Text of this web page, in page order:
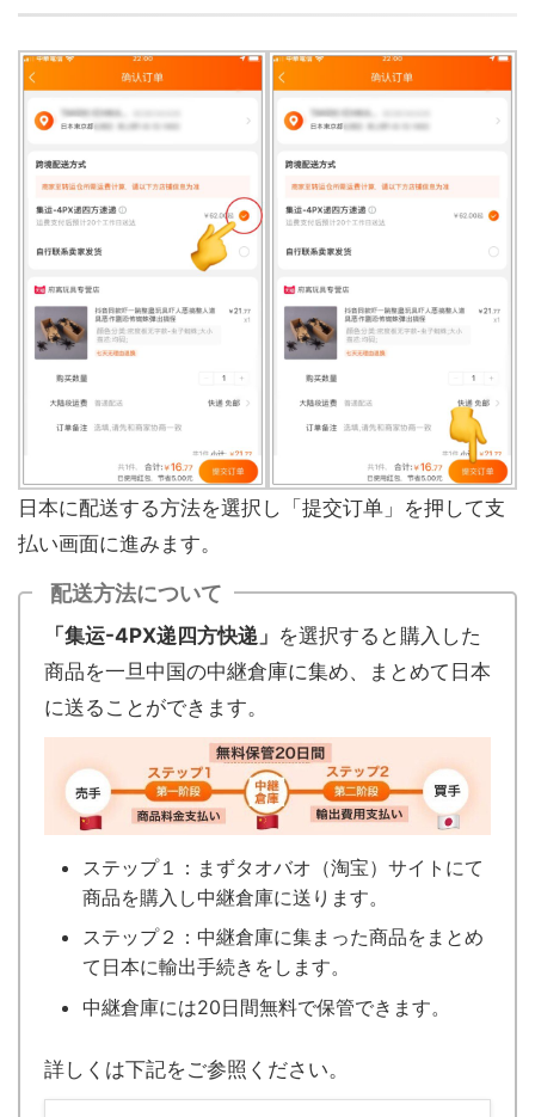
日本に配送する方法を選択し「提交订单」を押して支
払い画面に進みます。
配送方法について
「集运-4PX递四方快递」 を選択すると購入した
商品を一旦中国の中継倉庫に集め、まとめて日本
に送ることができます。
ステップ１：まずタオバオ（淘宝）サイトにて
商品を購入し中継倉庫に送ります。
ステップ２：中継倉庫に集まった商品をまとめ
て日本に輸出手続きをします。
中継倉庫には20日間無料で保管できます。
詳しくは下記をご参照ください。